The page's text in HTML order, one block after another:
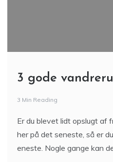
3 gode
3 Min Reading
Er du blevet lidt opslugt af
her på det seneste, så er
eneste. Nogle gange kan